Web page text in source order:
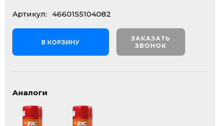
Артикул: 4660155104082
В КОРЗИНУ
ЗАКАЗАТЬ
ЗВОНОК
Аналоги